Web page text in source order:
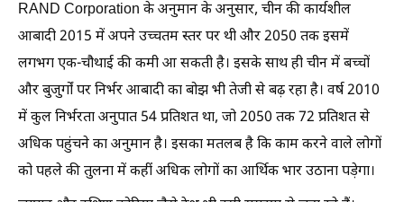
RAND Corporation के अनुमान के अनुसार, चीन की कार्यशील
आबादी 2015 में अपने उच्चतम स्तर पर थी और 2050 तक इसमें
लगभग एक-चौथाई की कमी आ सकती है। इसके साथ ही चीन में बच्चों
और बुजुर्गों पर निर्भर आबादी का बोझ भी तेजी से बढ़ रहा है। वर्ष 2010
में कुल निर्भरता अनुपात 54 प्रतिशत था, जो 2050 तक 72 प्रतिशत से
अधिक पहुंचने का अनुमान है। इसका मतलब है कि काम करने वाले लोगों
को पहले की तुलना में कहीं अधिक लोगों का आर्थिक भार उठाना पड़ेगा।